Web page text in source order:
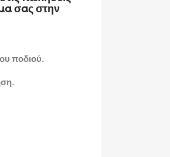
σας στην
ποδιού.